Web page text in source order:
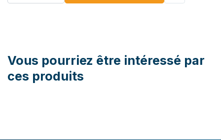
Vous pourriez être intéressé par
ces produits